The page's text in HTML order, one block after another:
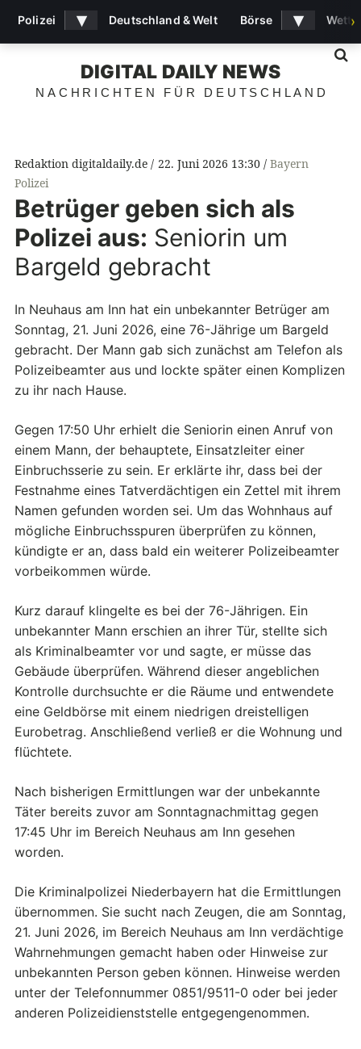
DIGITAL DAILY NEWS
NACHRICHTEN FÜR DEUTSCHLAND
Redaktion digitaldaily.de 22. Juni 2026 13:30
Bayern
Polizei
Betrüger geben sich als
Polizei aus: Seniorin um
Bargeld gebracht
In Neuhaus am Inn hat ein unbekannter Betrüger am
Sonntag, 21. Juni 2026, eine 76-Jährige um Bargeld
gebracht. Der Mann gab sich zunächst am Telefon als
Polizeibeamter aus und lockte später einen Komplizen
zu ihr nach Hause.
Gegen 17:50 Uhr erhielt die Seniorin einen Anruf von
einem Mann, der behauptete, Einsatzleiter einer
Einbruchsserie zu sein. Er erklärte ihr, dass bei der
Festnahme eines Tatverdächtigen ein Zettel mit ihrem
Namen gefunden worden sei. Um das Wohnhaus auf
mögliche Einbruchsspuren überprüfen zu können,
kündigte er an, dass bald ein weiterer Polizeibeamter
vorbeikommen würde.
Kurz darauf klingelte es bei der 76-Jährigen. Ein
unbekannter Mann erschien an ihrer Tür, stellte sich
als Kriminalbeamter vor und sagte, er müsse das
Gebäude überprüfen. Während dieser angeblichen
Kontrolle durchsuchte er die Räume und entwendete
eine Geldbörse mit einem niedrigen dreistelligen
Eurobetrag. Anschließend verließ er die Wohnung und
flüchtete.
Nach bisherigen Ermittlungen war der unbekannte
Täter bereits zuvor am Sonntagnachmittag gegen
17:45 Uhr im Bereich Neuhaus am Inn gesehen
worden.
Die Kriminalpolizei Niederbayern hat die Ermittlungen
übernommen. Sie sucht nach Zeugen, die am Sonntag,
21. Juni 2026, im Bereich Neuhaus am Inn verdächtige
Wahrnehmungen gemacht haben oder Hinweise zur
unbekannten Person geben können. Hinweise werden
unter der Telefonnummer 0851/9511-0 oder bei jeder
anderen Polizeidienststelle entgegengenommen.
Polizei ▾ Deutschland & Welt Börse ▾ ›